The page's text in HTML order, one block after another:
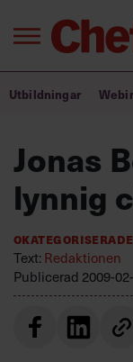
Annonsera
Bra
Utbildningar
Jonas
lynnig
Okategoriserade
Text:Redaktionen
Publicerad 2009-